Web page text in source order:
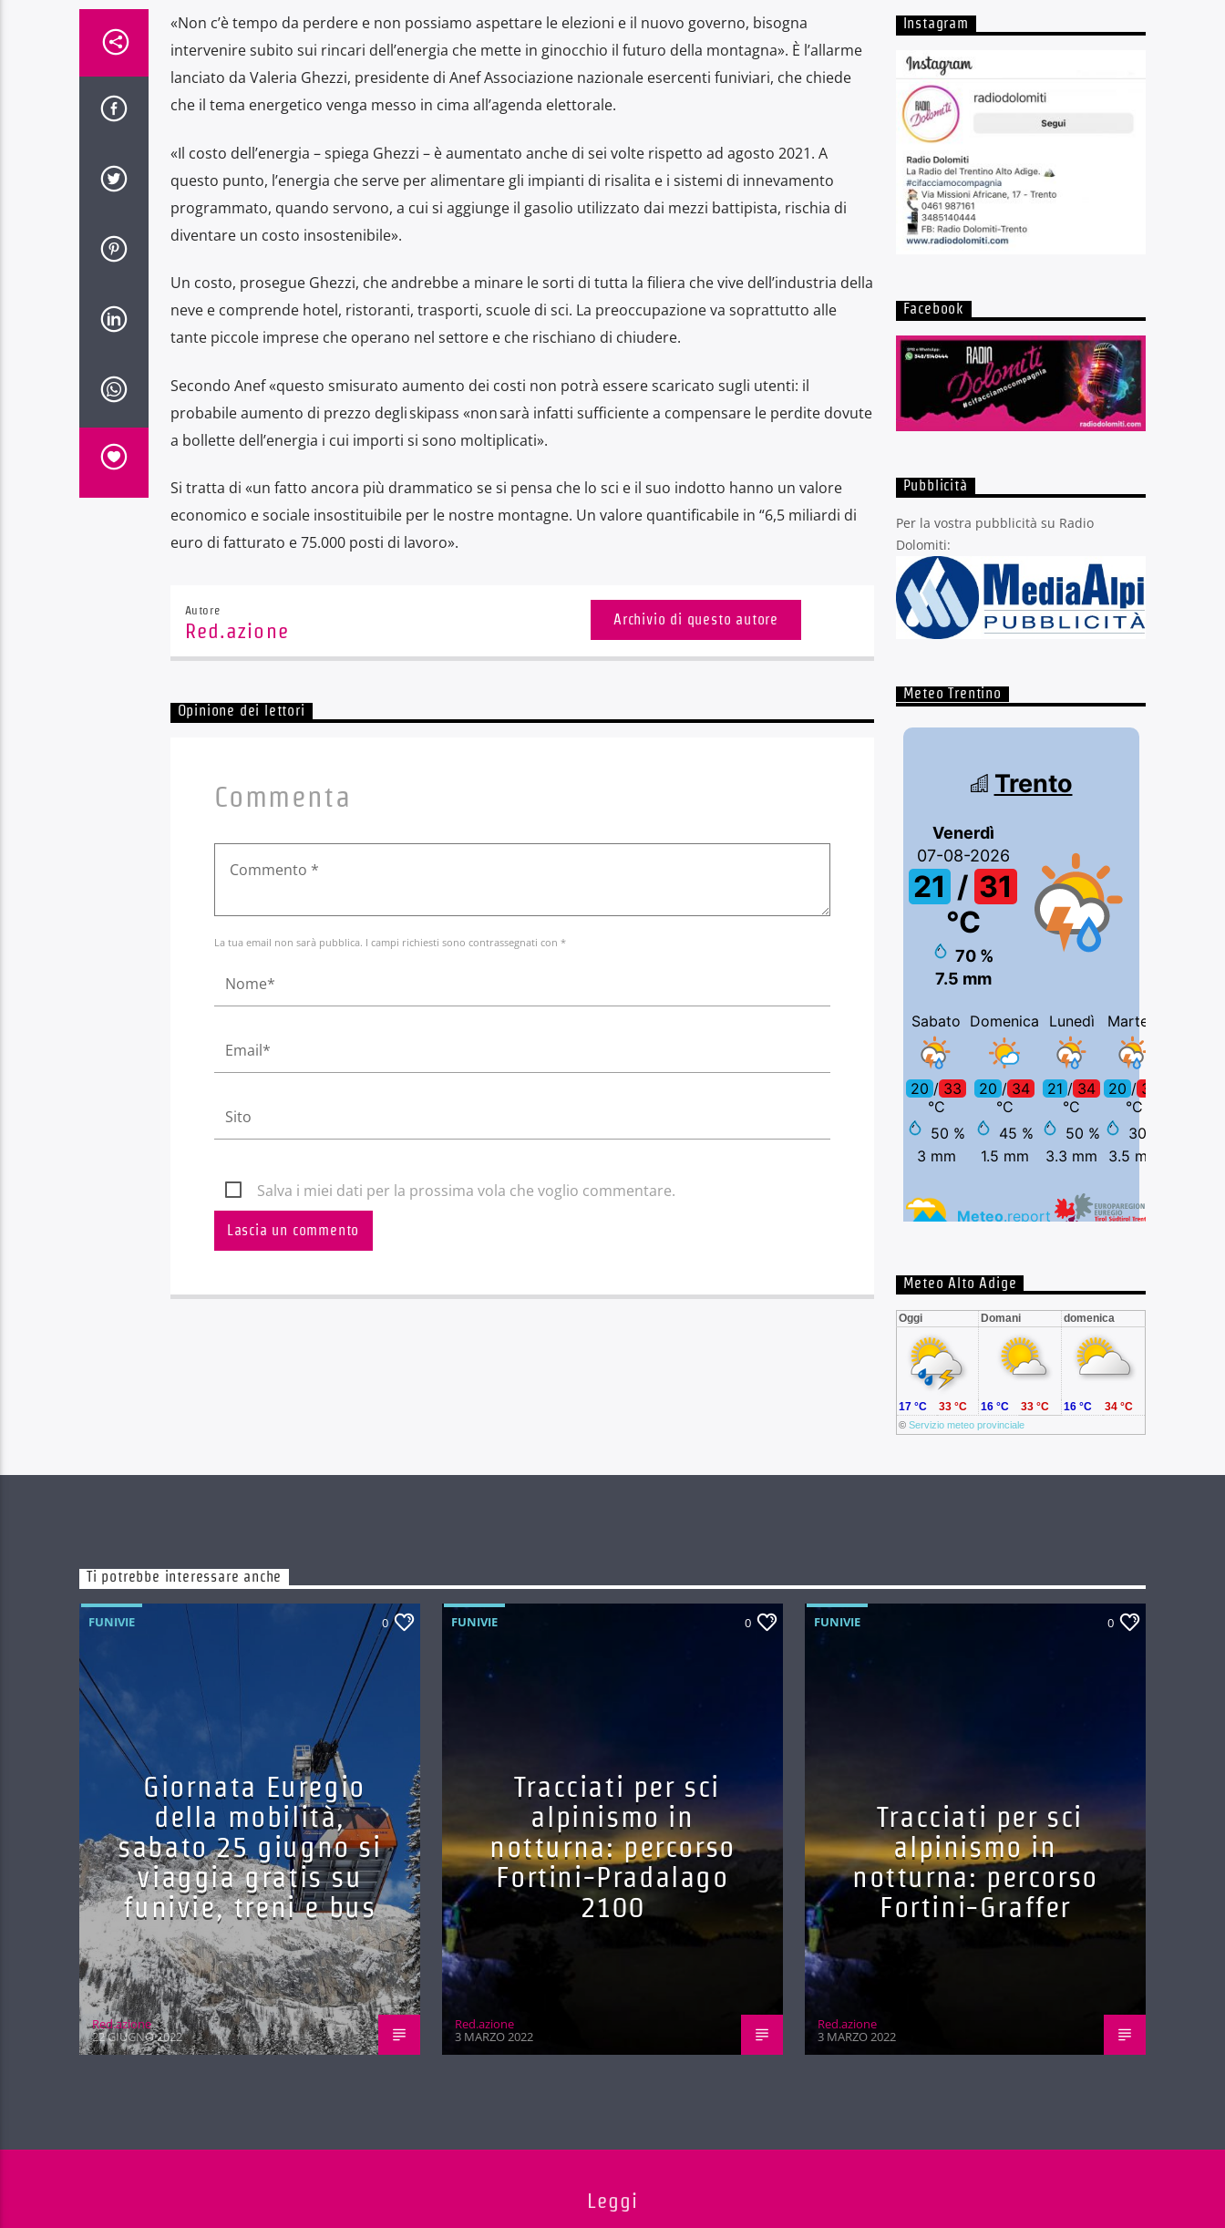
«Non c’è tempo da perdere e non possiamo aspettare le elezioni e il nuovo governo, bisogna
intervenire subito sui rincari dell’energia che mette in ginocchio il futuro della montagna». È l’allarme
lanciato da Valeria Ghezzi, presidente di Anef Associazione nazionale esercenti funiviari, che chiede
che il tema energetico venga messo in cima all’agenda elettorale.
«Il costo dell’energia – spiega Ghezzi – è aumentato anche di sei volte rispetto ad agosto 2021. A
questo punto, l’energia che serve per alimentare gli impianti di risalita e i sistemi di innevamento
programmato, quando servono, a cui si aggiunge il gasolio utilizzato dai mezzi battipista, rischia di
diventare un costo insostenibile».
Un costo, prosegue Ghezzi, che andrebbe a minare le sorti di tutta la filiera che vive dell’industria della
neve e comprende hotel, ristoranti, trasporti, scuole di sci. La preoccupazione va soprattutto alle
tante piccole imprese che operano nel settore e che rischiano di chiudere.
Secondo Anef «questo smisurato aumento dei costi non potrà essere scaricato sugli utenti: il
probabile aumento di prezzo degli skipass «non sarà infatti sufficiente a compensare le perdite dovute
a bollette dell’energia i cui importi si sono moltiplicati».
Si tratta di «un fatto ancora più drammatico se si pensa che lo sci e il suo indotto hanno un valore
economico e sociale insostituibile per le nostre montagne. Un valore quantificabile in “6,5 miliardi di
euro di fatturato e 75.000 posti di lavoro».
Autore
Red.azione
Archivio di questo autore
Opinione dei lettori
Commenta
La tua email non sarà pubblica. I campi richiesti sono contrassegnati con *
Salva i miei dati per la prossima vola che voglio commentare.
Instagram
Facebook
Pubblicità
Per la vostra pubblicità su Radio
Dolomiti:
Meteo Trentino
Meteo Alto Adige
Oggi Domani domenica
© Servizio meteo provinciale
17 °C 33 °C 16 °C 33 °C 16 °C 34 °C
Ti potrebbe interessare anche
FUNIVIE 0
Giornata Euregio
della mobilità,
sabato 25 giugno si
viaggia gratis su
funivie, treni e bus
Red.azione
22 GIUGNO 2022
FUNIVIE 0
Tracciati per sci
alpinismo in
notturna: percorso
Fortini-Pradalago
2100
Red.azione
3 MARZO 2022
FUNIVIE 0
Tracciati per sci
alpinismo in
notturna: percorso
Fortini-Graffer
Red.azione
3 MARZO 2022
Leggi